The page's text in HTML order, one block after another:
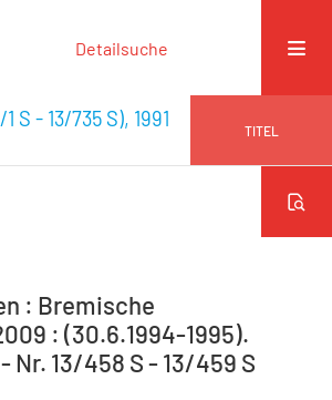
Detailsuche
S - 13/735 S), 1991
TITEL
: Bremische
: (30.6.1994-1995).
Nr. 13/458 S - 13/459 S